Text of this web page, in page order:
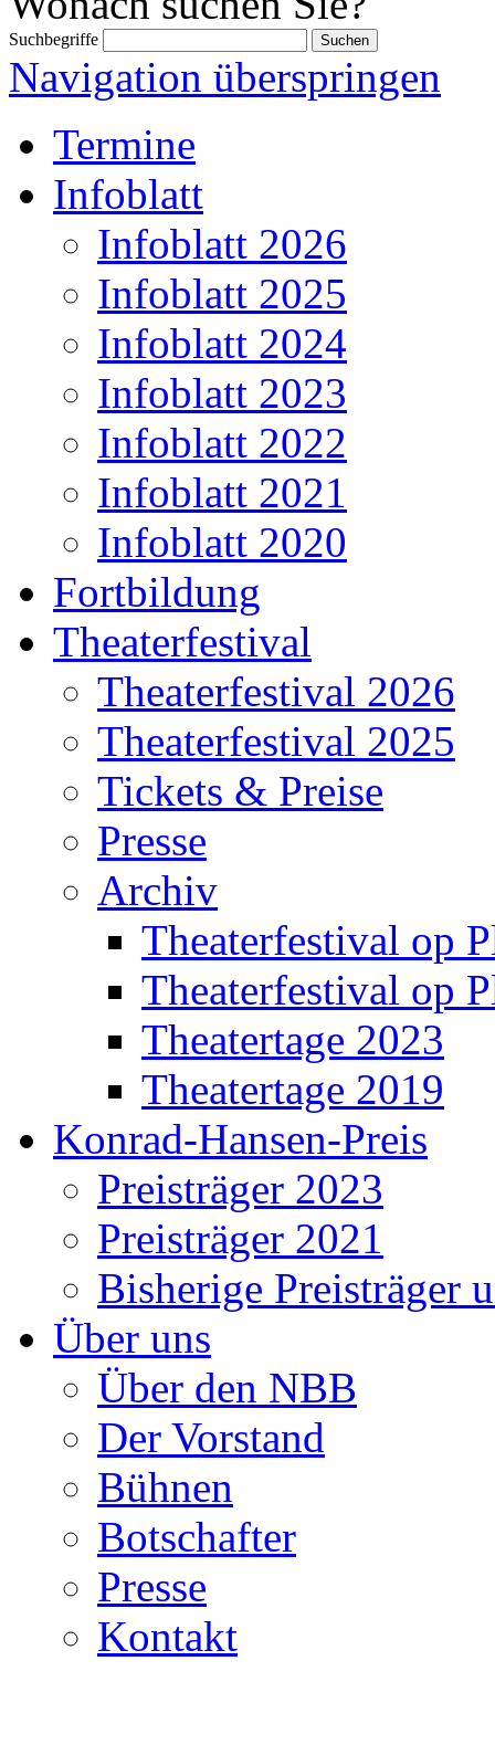
Suchbegriffe
Navigation überspringen
Termine
Infoblatt
Infoblatt 2026
Infoblatt 2025
Infoblatt 2024
Infoblatt 2023
Infoblatt 2022
Infoblatt 2021
Infoblatt 2020
Fortbildung
Theaterfestival
Theaterfestival 2026
Theaterfestival 2025
Tickets & Preise
Presse
Archiv
Theaterfestival op
Theaterfestival op
Theatertage 2023
Theatertage 2019
Konrad-Hansen-Preis
Preisträger 2023
Preisträger 2021
Bisherige Preisträger
Über uns
Über den NBB
Der Vorstand
Bühnen
Botschafter
Presse
Kontakt